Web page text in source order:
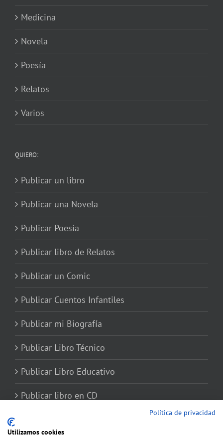
Medicina
Novela
Poesía
Relatos
Varios
QUIERO:
Publicar un libro
Publicar una Novela
Publicar Poesía
Publicar libro de Relatos
Publicar un Comic
Publicar Cuentos Infantiles
Publicar mi Biografía
Publicar Libro Técnico
Publicar Libro Educativo
Publicar libro en CD
Política de privacidad
Utilizamos cookies